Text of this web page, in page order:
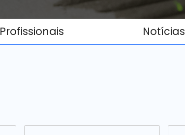
Profissionais Notícias